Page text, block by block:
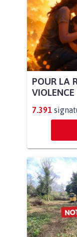
POUR LA
7.391